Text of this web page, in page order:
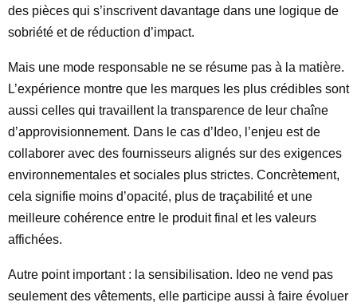
des pièces qui s’inscrivent davantage dans une logique de
sobriété et de réduction d’impact.
Mais une mode responsable ne se résume pas à la matière.
L’expérience montre que les marques les plus crédibles sont
aussi celles qui travaillent la transparence de leur chaîne
d’approvisionnement. Dans le cas d’Ideo, l’enjeu est de
collaborer avec des fournisseurs alignés sur des exigences
environnementales et sociales plus strictes. Concrètement,
cela signifie moins d’opacité, plus de traçabilité et une
meilleure cohérence entre le produit final et les valeurs
affichées.
Autre point important : la sensibilisation. Ideo ne vend pas
seulement des vêtements, elle participe aussi à faire évoluer